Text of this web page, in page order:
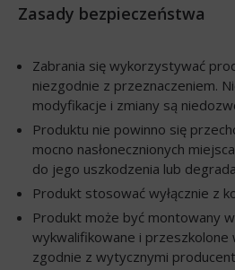
Zasady bezpieczeństwa
Zabrania się wykorzystywać
niezgodnie z przeznaczeniem.
modyfikacje i zmiany są
Produktu nie powinno się
mocno nasłonecznionych
do jego uszkodzenia lub
Produkt stosować wyłącznie z
Produkt może być montowany
wykwalifikowane i przeszkolone
zgodnie z wytycznymi